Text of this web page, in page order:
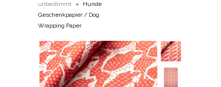
unbestimmt
»
Hunde
Geschenkpapier / Dog
Wrapping Paper